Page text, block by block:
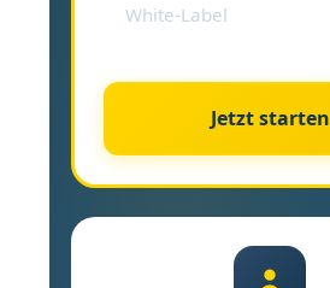
White-Label
Jetzt starten